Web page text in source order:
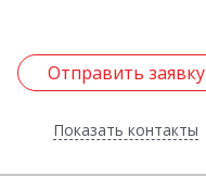
Отправить заявку
Показать контакты
Отправить заявку
Назад